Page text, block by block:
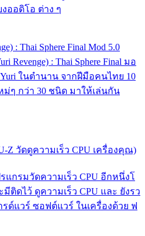
งออดิโอ ต่าง ๆ
: Thai Sphere Final Mod 5.0
Revenge) : Thai Sphere Final มอ
Yuri ในตำนาน จากฝีมือคนไทย 10
ม่ๆ กว่า 30 ชนิด มาให้เล่นกัน
Z วัดดูความเร็ว CPU เครื่องคุณ)
แกรมวัดความเร็ว CPU อีกหนึ่งโ
ติดไว้ ดูความเร็ว CPU และ ยังรว
ด์แวร์ ซอฟต์แวร์ ในเครื่องด้วย ฟ